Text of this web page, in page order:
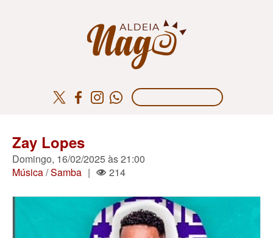
Zay Lopes
Domingo, 16/02/2025 às 21:00
Música/Samba | 214